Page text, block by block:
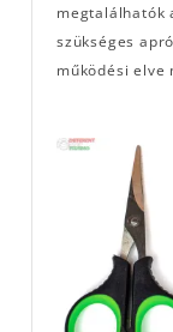
megtalálhatók
szükséges
működési elve